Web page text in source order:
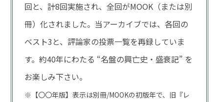
回と、計8回実施され、全回がMOOK（または別
冊）化されました。当アーカイブでは、各回の
ベスト3と、評論家の投票一覧を再録していま
す。約40年にわたる “名盤の興亡史・盛衰記” を
お楽しみ下さい。
※【〇〇年版】表示は別冊/MOOKの初版年で、旧『レ